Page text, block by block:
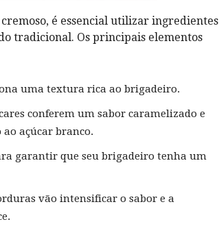
é‌ essencial utilizar ingredientes
tradicional. Os principais elementos
uma textura rica ao brigadeiro.
conferem⁢ um ‌sabor caramelizado e
açúcar ‍branco.
garantir⁢ que seu brigadeiro‌ tenha um
vão intensificar ‌o sabor e a